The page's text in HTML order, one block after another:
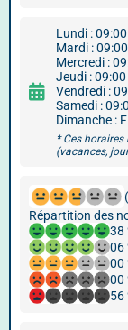
Lundi :
Mardi :
Mercredi :
Jeudi : 09:00
Vendredi :
Samedi :
Dimanche :
* Ces
(vacances,
Répartition des
38
06
00
00
56